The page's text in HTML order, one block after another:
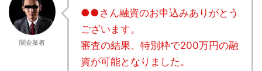
闇金業者
●●さん融資のお申込みありがとう
ございます。
審査の結果、特別枠で200万円の融
資が可能となりました。